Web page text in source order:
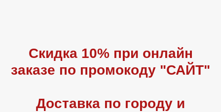
Скидка 10% при онлайн
заказе по промокоду "САЙТ"
Доставка по городу и